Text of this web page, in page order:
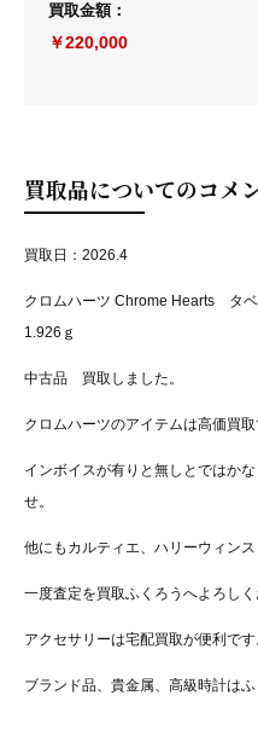
買取金額：
￥220,000
買取品についてのコメ
買取日：2026.4
クロムハーツ Chrome Hearts
1.926ｇ
中古品 買取しました。
クロムハーツのアイテムは高価買取
インボイスが有りと無しとではか
せ。
他にもカルティエ、ハリーウィン
一度査定を買取ふくろうへよろしく
アクセサリーは宅配買取が便利です
ブランド品、貴金属、高級時計は